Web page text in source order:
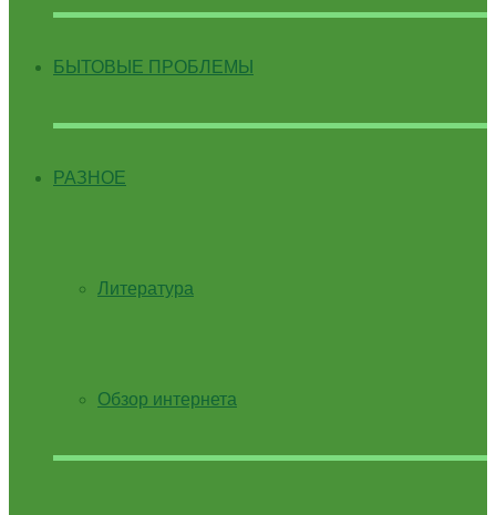
БЫТОВЫЕ ПРОБЛЕМЫ
РАЗНОЕ
Литература
Обзор интернета